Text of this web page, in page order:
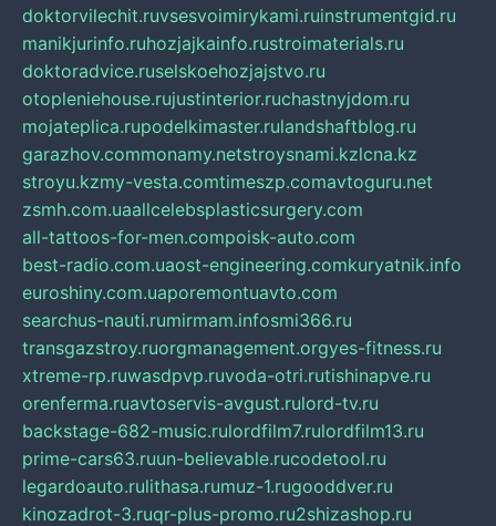
doktorvilechit.ruvsesvoimirykami.ruinstrumentgid.ru
manikjurinfo.ruhozjajkainfo.rustroimaterials.ru
doktoradvice.ruselskoehozjajstvo.ru
otopleniehouse.rujustinterior.ruchastnyjdom.ru
mojateplica.rupodelkimaster.rulandshaftblog.ru
garazhov.commonamy.netstroysnami.kzlcna.kz
stroyu.kzmy-vesta.comtimeszp.comavtoguru.net
zsmh.com.uaallcelebsplasticsurgery.com
all-tattoos-for-men.compoisk-auto.com
best-radio.com.uaost-engineering.comkuryatnik.info
euroshiny.com.uaporemontuavto.com
searchus-nauti.rumirmam.infosmi366.ru
transgazstroy.ruorgmanagement.orgyes-fitness.ru
xtreme-rp.ruwasdpvp.ruvoda-otri.rutishinapve.ru
orenferma.ruavtoservis-avgust.rulord-tv.ru
backstage-682-music.rulordfilm7.rulordfilm13.ru
prime-cars63.ruun-believable.rucodetool.ru
legardoauto.rulithasa.rumuz-1.rugooddver.ru
kinozadrot-3.ruqr-plus-promo.ru2shizashop.ru